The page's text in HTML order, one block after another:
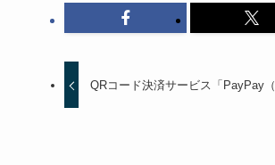
QRコード決済サービス「PayPay